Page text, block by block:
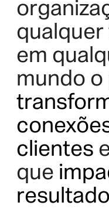
em
mundo
clientes
que